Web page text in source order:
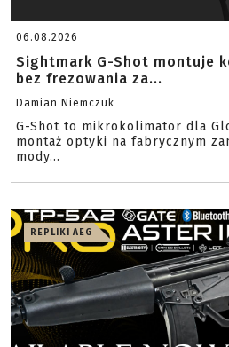
06.08.2026
Sightmark G-Shot montuje
bez frezowania za...
Damian Niemczuk
G-Shot to mikrokolimator dla
montaż optyki na fabrycznym
mody...
REPLIKI AEG